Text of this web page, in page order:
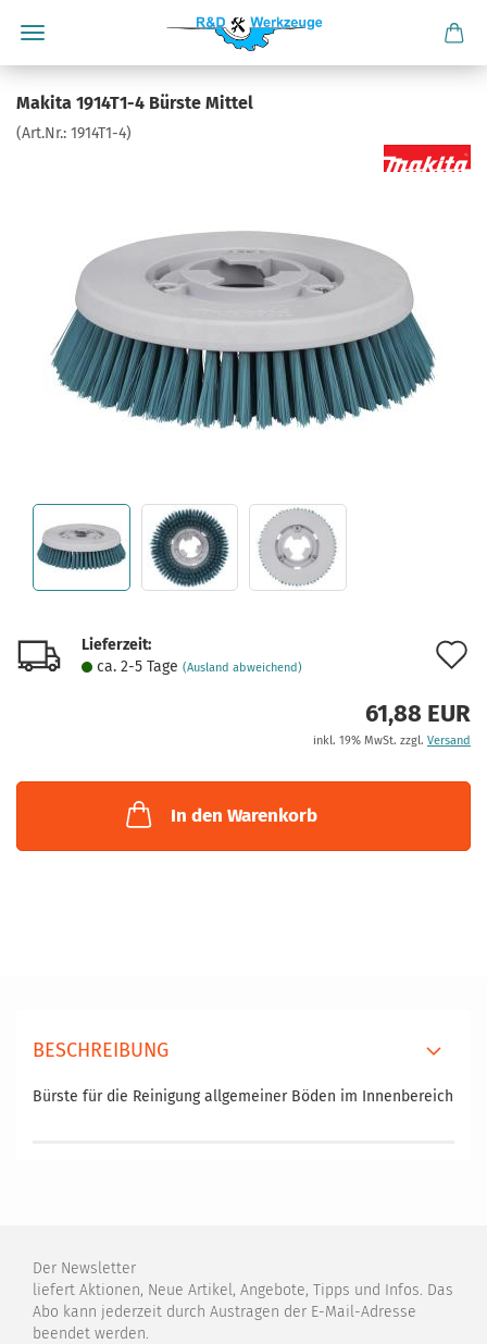
Makita 1914T1-4 Bürste Mittel
(Art.Nr.: 1914T1-4)
Lieferzeit:
ca. 2-5 Tage (Ausland abweichend)
61,88 EUR
inkl. 19% MwSt. zzgl. Versand
In den Warenkorb
BESCHREIBUNG
Bürste für die Reinigung allgemeiner Böden im Innenbereich
Der Newsletter
liefert Aktionen, Neue Artikel, Angebote, Tipps und Infos. Das
Abo kann jederzeit durch Austragen der E-Mail-Adresse
beendet werden.